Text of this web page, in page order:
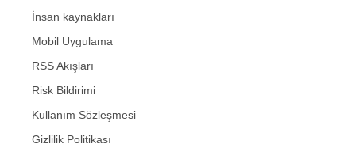
İnsan kaynakları
Mobil Uygulama
RSS Akışları
Risk Bildirimi
Kullanım Sözleşmesi
Gizlilik Politikası